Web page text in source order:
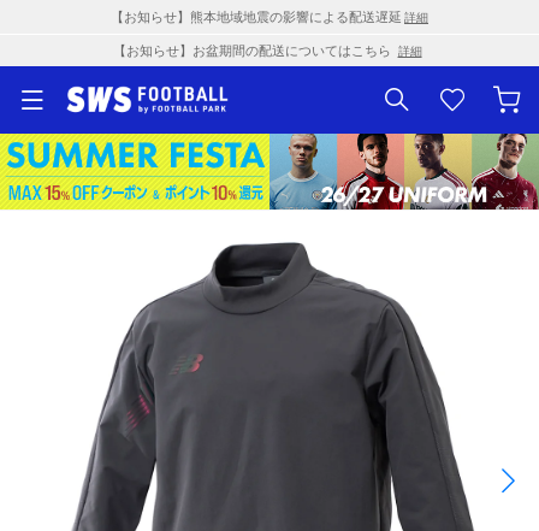
【お知らせ】熊本地域地震の影響による配送遅延 詳細
【お知らせ】お盆期間の配送についてはこちら 詳細